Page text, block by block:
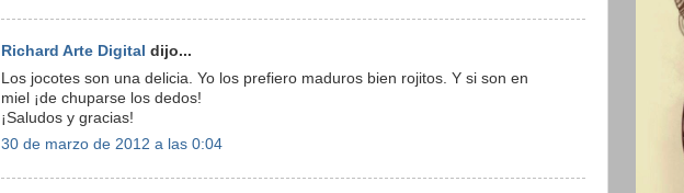
Richard Arte Digital dijo...
Los jocotes son una delicia. Yo los prefiero maduros bien rojitos. Y si son en
miel ¡de chuparse los dedos!
¡Saludos y gracias!
30 de marzo de 2012 a las 0:04